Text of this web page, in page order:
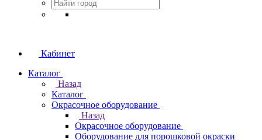
Кабинет
Каталог
Назад
Каталог
Окрасочное оборудование
Назад
Окрасочное оборудование
Оборудование для порошковой окраски